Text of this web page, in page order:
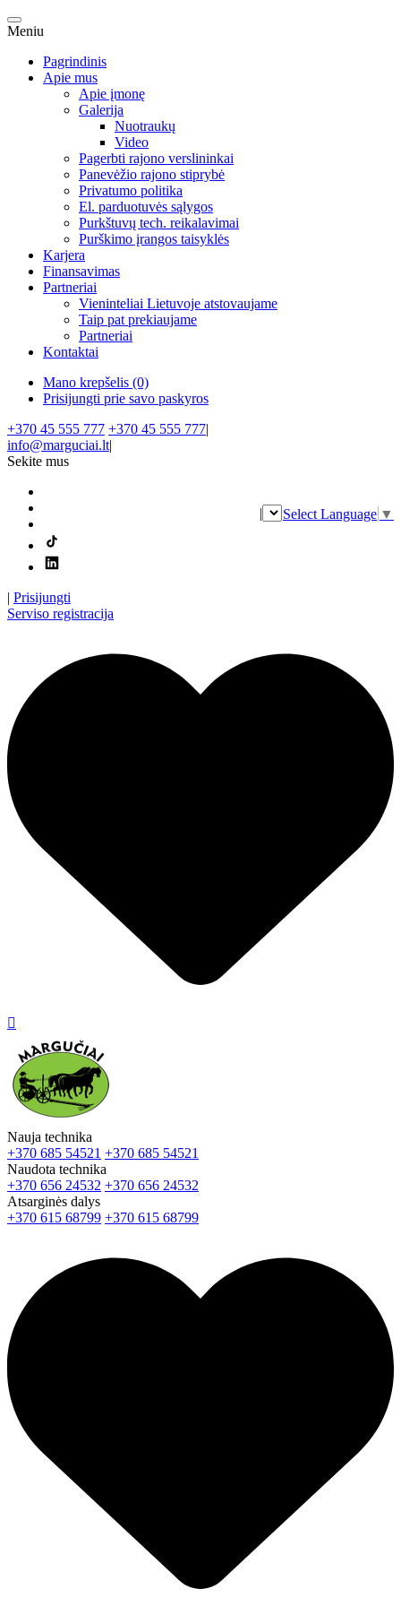
Meniu
Pagrindinis
Apie mus
Apie įmonę
Galerija
Nuotraukų
Video
Pagerbti rajono verslininkai
Panevėžio rajono stiprybė
Privatumo politika
El. parduotuvės sąlygos
Purkštuvų tech. reikalavimai
Purškimo įrangos taisyklės
Karjera
Finansavimas
Partneriai
Vieninteliai Lietuvoje atstovaujame
Taip pat prekiaujame
Partneriai
Kontaktai
Mano krepšelis (0)
Prisijungti prie savo paskyros
+370 45 555 777 +370 45 555 777|
info@marguciai.lt|
Sekite mus
| Prisijungti
| Select Language ▼
Serviso registracija

Nauja technika
+370 685 54521 +370 685 54521
Naudota technika
+370 656 24532 +370 656 24532
Atsarginės dalys
+370 615 68799 +370 615 68799